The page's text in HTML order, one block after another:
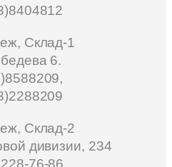
Склад-1
6.
Склад-2
дивизии, 234
76-86,